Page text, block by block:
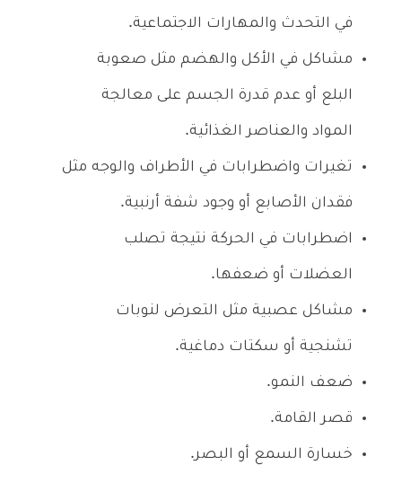
في التحدث والمهارات الاجتماعية.
مشاكل في الأكل والهضم مثل صعوبة
البلع أو عدم قدرة الجسم على معالجة
المواد والعناصر الغذائية.
تغيرات واضطرابات في الأطراف والوجه مثل
فقدان الأصابع أو وجود شفة أرنبية.
اضطرابات في الحركة نتيجة تصلب
العضلات أو ضعفها.
مشاكل عصبية مثل التعرض لنوبات
تشنجية أو سكتات دماغية.
ضعف النمو.
قصر القامة.
خسارة السمع أو البصر.